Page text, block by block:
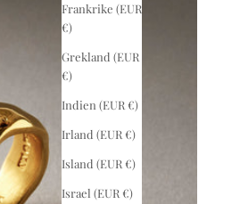
Frankrike (EUR
€)
Grekland (EUR
€)
Indien (EUR €)
Irland (EUR €)
Island (EUR €)
Israel (EUR €)